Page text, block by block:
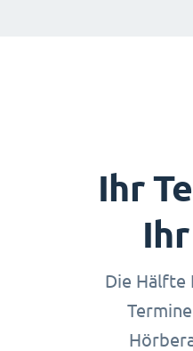
Ihr
Die Hälfte